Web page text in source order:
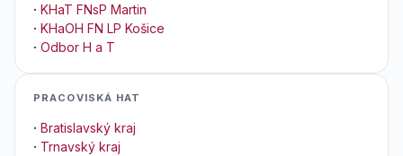
· KHaT FNsP Martin
· KHaOH FN LP Košice
· Odbor H a T
PRACOVISKÁ HAT
· Bratislavský kraj
· Trnavský kraj